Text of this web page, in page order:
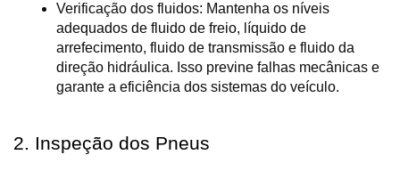
Verificação dos fluidos: Mantenha os níveis
adequados de fluido de freio, líquido de
arrefecimento, fluido de transmissão e fluido da
direção hidráulica. Isso previne falhas mecânicas e
garante a eficiência dos sistemas do veículo.
2. Inspeção dos Pneus